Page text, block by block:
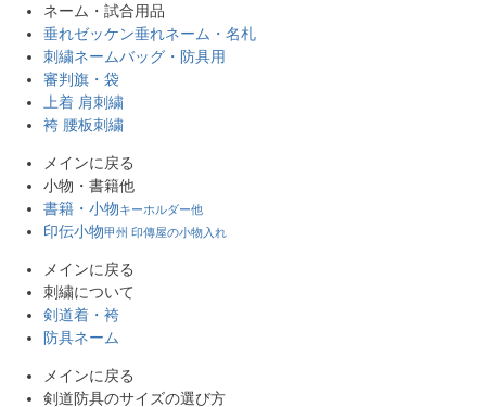
ネーム・試合用品
垂れゼッケン垂れネーム・名札
刺繍ネームバッグ・防具用
審判旗・袋
上着 肩刺繍
袴 腰板刺繍
メインに戻る
小物・書籍他
書籍・小物キーホルダー他
印伝小物甲州 印傳屋の小物入れ
メインに戻る
刺繍について
剣道着・袴
防具ネーム
メインに戻る
剣道防具のサイズの選び方